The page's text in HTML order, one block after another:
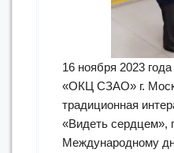
16 ноября 2023
«ОКЦ СЗАО» г.
традиционная
«Видеть сердцем»,
Международному